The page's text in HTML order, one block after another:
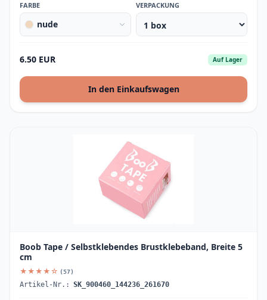
FARBE
nude
VERPACKUNG
6.50 EUR Auf Lager
In den Einkaufswagen
Boob Tape / Selbstklebendes Brustklebeband, Breite 5
cm
★★★★☆ (57)
Artikel-Nr.: SK_900460_144236_261670